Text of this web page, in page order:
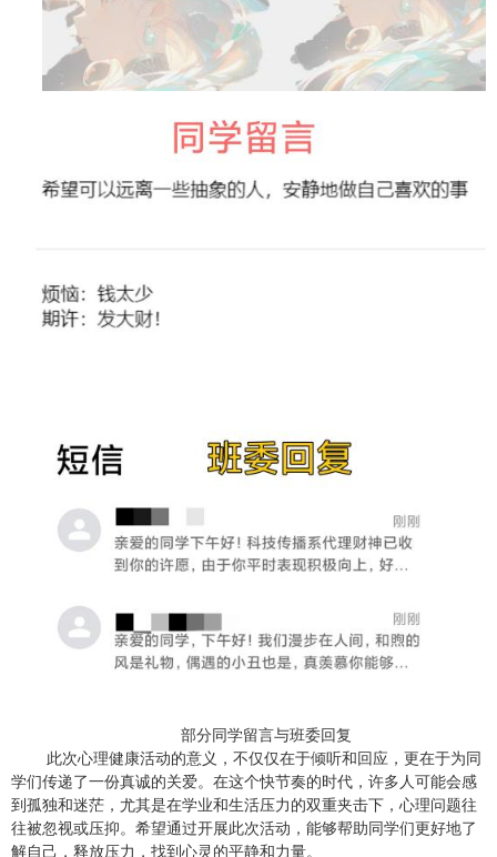
部分同学留言与班委回复
此次心理健康活动的意义，不仅仅在于倾听和回应，更在于为同
学们传递了一份真诚的关爱。在这个快节奏的时代，许多人可能会感
到孤独和迷茫，尤其是在学业和生活压力的双重夹击下，心理问题往
往被忽视或压抑。希望通过开展此次活动，能够帮助同学们更好地了
解自己，释放压力，找到心灵的平静和力量。